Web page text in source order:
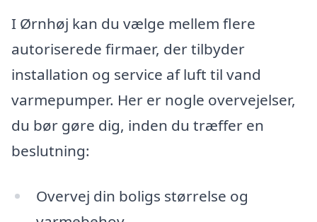
I Ørnhøj kan du vælge mellem flere
autoriserede firmaer, der tilbyder
installation og service af luft til vand
varmepumper. Her er nogle overvejelser,
du bør gøre dig, inden du træffer en
beslutning:
Overvej din boligs størrelse og